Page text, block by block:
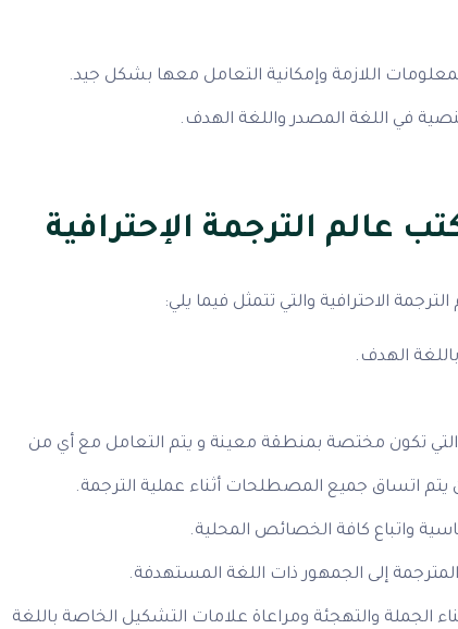
اللازمة وإمكانية التعامل معها بشكل جيد.
في اللغة المصدر واللغة الهدف.
عالم الترجمة الإحترافية
الاحترافية والتي تتمثل فيما يلي:
الهدف.
تكون مختصة بمنطقة معينة و يتم التعامل مع أي من
يتم اتساق جميع المصطلحات أثناء عملية الترجمة.
واتباع كافة الخصائص المحلية.
إلى الجمهور ذات اللغة المستهدفة.
الجملة والتهجئة ومراعاة علامات التشكيل الخاصة باللغة